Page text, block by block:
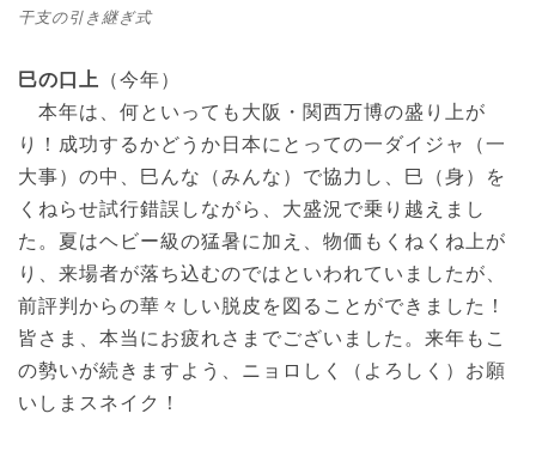
干支の引き継ぎ式
巳の口上 （今年）
本年は、何といっても大阪・関西万博の盛り上が
り！成功するかどうか日本にとっての一ダイジャ（一
大事）の中、巳んな（みんな）で協力し、巳（身）を
くねらせ試行錯誤しながら、大盛況で乗り越えまし
た。夏はヘビー級の猛暑に加え、物価もくねくね上が
り、来場者が落ち込むのではといわれていましたが、
前評判からの華々しい脱皮を図ることができました！
皆さま、本当にお疲れさまでございました。来年もこ
の勢いが続きますよう、ニョロしく（よろしく）お願
いしまスネイク！